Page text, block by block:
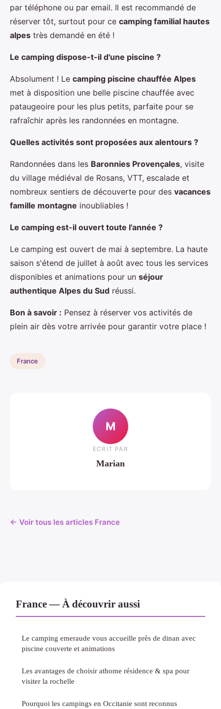
par téléphone ou par email. Il est recommandé de
réserver tôt, surtout pour ce camping familial hautes
alpes très demandé en été !
Le camping dispose-t-il d'une piscine ?
Absolument ! Le camping piscine chauffée Alpes
met à disposition une belle piscine chauffée avec
pataugeoire pour les plus petits, parfaite pour se
rafraîchir après les randonnées en montagne.
Quelles activités sont proposées aux alentours ?
Randonnées dans les Baronnies Provençales, visite
du village médiéval de Rosans, VTT, escalade et
nombreux sentiers de découverte pour des vacances
famille montagne inoubliables !
Le camping est-il ouvert toute l'année ?
Le camping est ouvert de mai à septembre. La haute
saison s'étend de juillet à août avec tous les services
disponibles et animations pour un séjour
authentique Alpes du Sud réussi.
Bon à savoir : Pensez à réserver vos activités de
plein air dès votre arrivée pour garantir votre place !
France
M
ECRIT PAR
Marian
← Voir tous les articles France
France — À découvrir aussi
Le camping emeraude vous accueille près de dinan avec
piscine couverte et animations
Les avantages de choisir athome résidence & spa pour
visiter la rochelle
Pourquoi les campings en Occitanie sont reconnus